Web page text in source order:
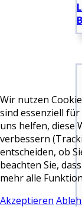
Wir nutzen
sind essenziell
uns helfen, diese
verbessern
entscheiden, ob
beachten Sie,
mehr alle
Akzeptieren